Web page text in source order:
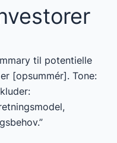
til potentielle
[opsummér]. Tone: